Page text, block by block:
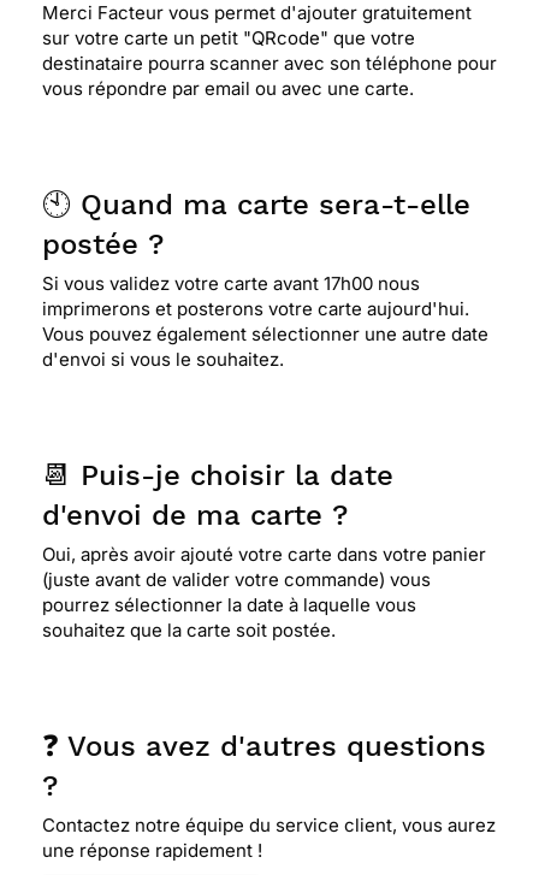
Merci Facteur vous permet d'ajouter gratuitement
sur votre carte un petit "QRcode" que votre
destinataire pourra scanner avec son téléphone pour
vous répondre par email ou avec une carte.
🕙 Quand ma carte sera-t-elle
postée ?
Si vous validez votre carte avant 17h00 nous
imprimerons et posterons votre carte aujourd'hui.
Vous pouvez également sélectionner une autre date
d'envoi si vous le souhaitez.
📆 Puis-je choisir la date
d'envoi de ma carte ?
Oui, après avoir ajouté votre carte dans votre panier
(juste avant de valider votre commande) vous
pourrez sélectionner la date à laquelle vous
souhaitez que la carte soit postée.
❓ Vous avez d'autres questions
?
Contactez notre équipe du service client, vous aurez
une réponse rapidement !